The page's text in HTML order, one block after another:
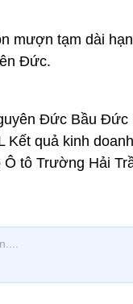
mượn tạm dài
Đức.
Đức Bầu Đức
Kết quả kinh
Ô tô Trường Hải